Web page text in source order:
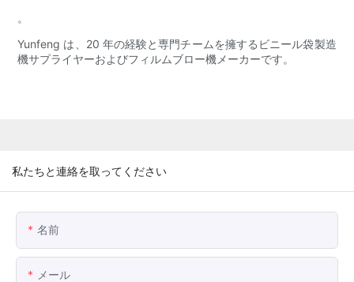
。
Yunfeng は、20 年の経験と専門チームを擁するビニール袋製造
機サプライヤーおよびフィルムブロー機メーカーです。
私たちと連絡を取ってください
名前
メール